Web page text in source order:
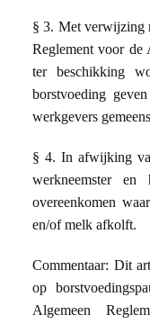
§ 3. Met verwijzing
Reglement voor de
ter beschikking
borstvoeding
werkgevers
§ 4. In afwijking
werkneemster en
overeenkomen
en/of melk afkolft.
Commentaar: Dit
op
Algemeen